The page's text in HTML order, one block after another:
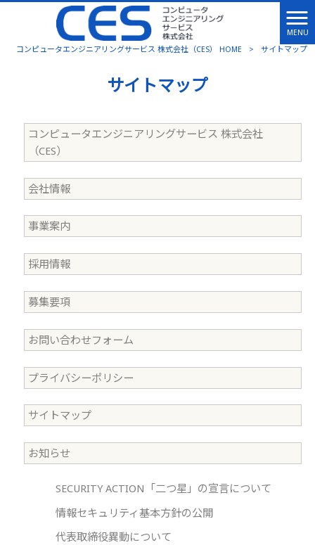
MENU
コンピュータエンジニアリングサービス 株式会社（CES） HOME
> サイトマップ
サイトマップ
コンピュータエンジニアリングサービス 株式会社
（CES）
会社情報
事業案内
採用情報
募集要項
お問い合わせフォーム
プライバシーポリシー
サイトマップ
お知らせ
SECURITY ACTION「二つ星」の宣言について
情報セキュリティ基本方針の公開
代表取締役異動について